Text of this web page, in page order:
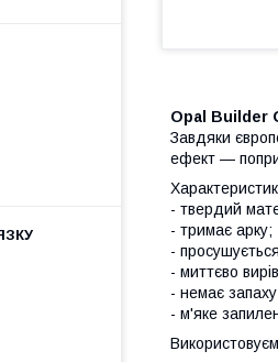
Opal Builder
Завдяки
ефект — попри
- твердий
- тримає арку;
-
- миттєво
- немає
- м'яке